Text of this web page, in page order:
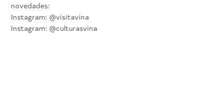
novedades:
Instagram: @visitavina
Instagram: @culturasvina